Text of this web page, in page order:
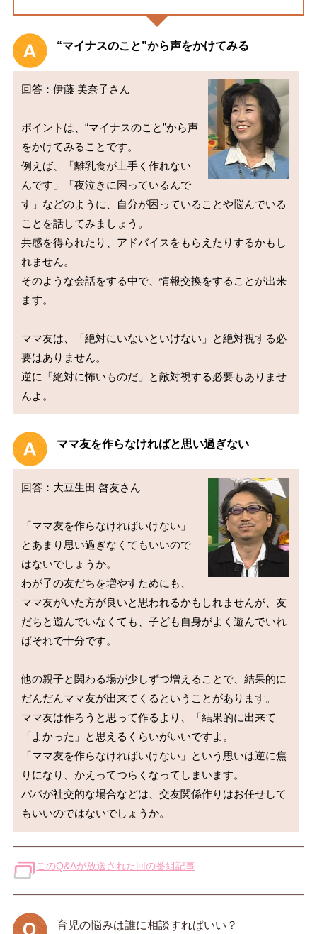
“マイナスのこと”から声をかけてみる
回答：伊藤 美奈子さん
ポイントは、“マイナスのこと”から声
をかけてみることです。
例えば、「離乳食が上手く作れない
んです」「夜泣きに困っているんで
す」などのように、自分が困っていることや悩んでいる
ことを話してみましょう。
共感を得られたり、アドバイスをもらえたりするかもし
れません。
そのような会話をする中で、情報交換をすることが出来
ます。
ママ友は、「絶対にいないといけない」と絶対視する必
要はありません。
逆に「絶対に怖いものだ」と敵対視する必要もありませ
ママ友を作らなければと思い過ぎない
回答：大豆生田 啓友さん
「ママ友を作らなければいけない」
とあまり思い過ぎなくてもいいので
はないでしょうか。
わが子の友だちを増やすためにも、
ママ友がいた方が良いと思われるかもしれませんが、友
だちと遊んでいなくても、子ども自身がよく遊んでいれ
ばそれで十分です。
他の親子と関わる場が少しずつ増えることで、結果的に
だんだんママ友が出来てくるということがあります。
ママ友は作ろうと思って作るより、「結果的に出来て
「よかった」と思えるくらいがいいですよ。
「ママ友を作らなければいけない」という思いは逆に焦
りになり、かえってつらくなってしまいます。
パパが社交的な場合などは、交友関係作りはお任せして
このQ&Aが放送された回の番組記事
育児の悩みは誰に相談すればいい？